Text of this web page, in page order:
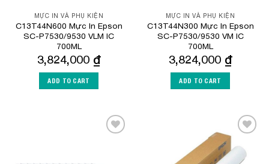
MỰC IN VÀ PHỤ KIỆN
C13T44N600 Mực In Epson
SC-P7530/9530 VLM IC
700ML
3,824,000 ₫
ADD TO CART
MỰC IN VÀ PHỤ KIỆN
C13T44N300 Mực In Epson
SC-P7530/9530 VM IC
700ML
3,824,000 ₫
ADD TO CART
Wishlist